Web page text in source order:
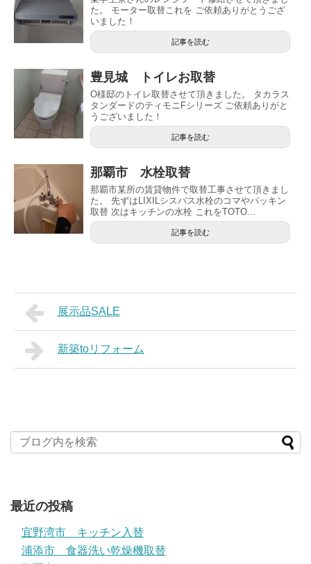
た。 モーター取替これを ご依頼ありがとうござ
いました！
記事を読む
豊見城 トイレお取替
O様邸のトイレ取替させて頂きました。 タカラス
タンダードのティモニFシリーズ ご依頼ありがと
うございました！
記事を読む
那覇市 水栓取替
那覇市某所の賃貸物件で取替工事させて頂きまし
た。 先ずはLIXILシスバス水栓のコマやパッキン
取替 次はキッチンの水栓 これをTOTO...
記事を読む
展示品SALE
新築toリフォーム
最近の投稿
宜野湾市 キッチン入替
浦添市 食器洗い乾燥機取替